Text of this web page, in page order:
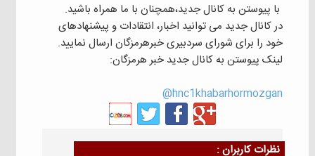
با پیوستن به کانال جدید،همچنان با ما همراه باشید.
در کانال جدید می توانید اخبار، انتقادات و پیشنهادهای
خود را برای شورای سردبیری خبرهرمزگان ارسال نمایید.
لینک پیوستن به کانال جدید خبر هرمزگان:
hnc1khabarhormozgan@
نظرات كاربران :